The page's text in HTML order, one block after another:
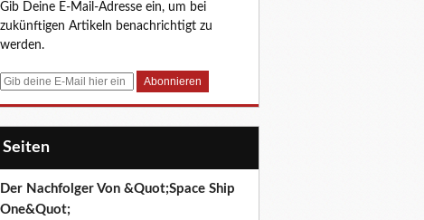
Gib Deine E-Mail-Adresse ein, um bei
zukünftigen Artikeln benachrichtigt zu
werden.
E
Seiten
Der Nachfolger Von &Quot;Space Ship
One&Quot;